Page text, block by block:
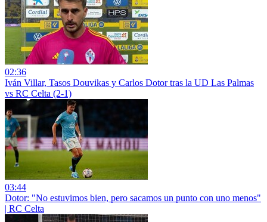
02:36
Iván Villar, Tasos Douvikas y Carlos Dotor tras la UD Las Palmas
vs RC Celta (2-1)
03:44
Dotor: "No estuvimos bien, pero sacamos un punto con uno menos"
| RC Celta